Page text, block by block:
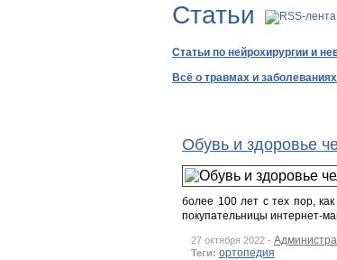
Статьи
Статьи по нейрохирургии и
Всё о травмах и
Обувь и здоровье
более 100 лет с тех пор,
покупательницы интернет-
27 октября 2022 -
Теги: ортопедия